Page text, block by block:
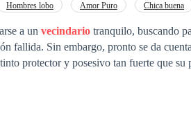
Hombres lobo Amor Puro Chica buena
a un vecindario tranquilo, buscando
fallida. Sin embargo, pronto se da
protector y posesivo tan fuerte que su
de alejarse, el poder de su atracción es